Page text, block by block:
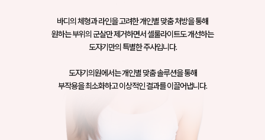
바디의 체형과 라인을 고려한 개인별 맞춤 처방을 통해
원하는 부위의 군살만 제거하면서 셀룰라이트도 개선하는
도자기만의 특별한 주사입니다.
도자기의원에서는 개인별 맞춤 솔루션을 통해
부작용을 최소화하고 이상적인 결과를 이끌어냅니다.